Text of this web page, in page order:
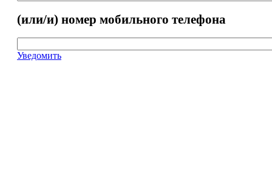
(или/и) номер мобильного телефона
Уведомить